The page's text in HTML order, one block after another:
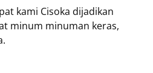
kami Cisoka dijadikan
minum minuman keras,